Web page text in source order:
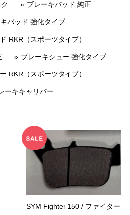
ブレーキパッド 純正
パッド 強化タイプ
RKR（スポーツタイプ）
ブレーキシュー 強化タイプ
RKR（スポーツタイプ）
ーキキャリパー
SYM Fighter 150 / ファイター